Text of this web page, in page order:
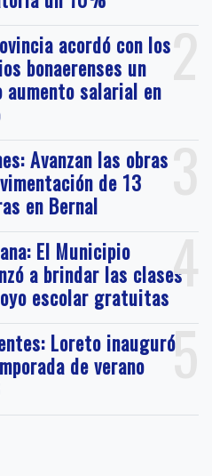
2
acordó con los
bonaerenses un
aumento salarial en
3
Avanzan las obras
de 13
en Bernal
4
El Municipio
a brindar las clases
escolar gratuitas
5
Loreto inauguró
de verano